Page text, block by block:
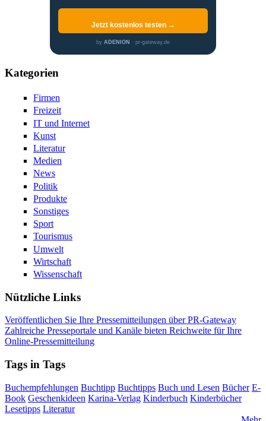
Jetzt kostenlos testen →
by ADENION · pr-gateway.de
Kategorien
Firmen
Freizeit
IT und Internet
Kunst
Literatur
Medien
News
Politik
Produkte
Sonstiges
Sport
Tourismus
Umwelt
Wirtschaft
Wissenschaft
Nützliche Links
Veröffentlichen Sie Ihre Pressemitteilungen über PR-Gateway
Zahlreiche Presseportale und Kanäle bieten Reichweite für Ihre
Online-Pressemitteilung
Tags in Tags
Buchempfehlungen Buchtipp Buchtipps Buch und Lesen Bücher E-
Book Geschenkideen Karina-Verlag Kinderbuch Kinderbücher
Lesetipps Literatur